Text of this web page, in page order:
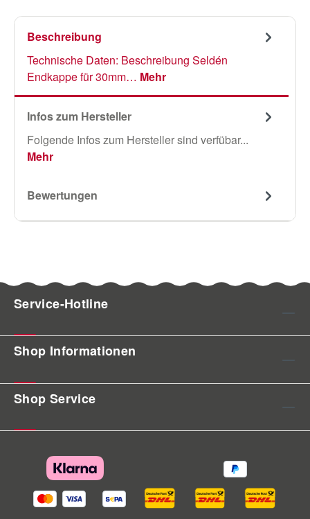
Beschreibung
Technische Daten: Beschreibung Seldén
Endkappe für 30mm… Mehr
Infos zum Hersteller
Folgende Infos zum Hersteller sind verfübar...
Mehr
Bewertungen
Service-Hotline
Shop Informationen
Shop Service